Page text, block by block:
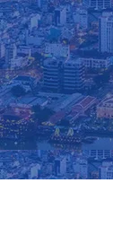
Skip
to
content